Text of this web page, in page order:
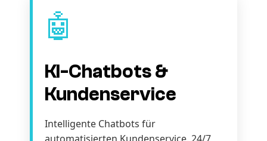
🤖
KI-Chatbots &
Kundenservice
Intelligente Chatbots für